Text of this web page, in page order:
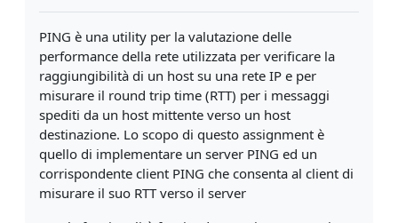
PING è una utility per la valutazione delle
performance della rete utilizzata per verificare la
raggiungibilità di un host su una rete IP e per
misurare il round trip time (RTT) per i messaggi
spediti da un host mittente verso un host
destinazione. Lo scopo di questo assignment è
quello di implementare un server PING ed un
corrispondente client PING che consenta al client di
misurare il suo RTT verso il server